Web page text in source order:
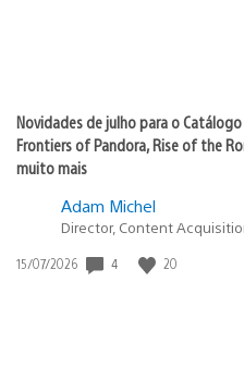
Novidades de julho para o
Frontiers of Pandora, Rise of the
muito mais
Adam Michel
Director, Content
Data
15/07/2026 4 20